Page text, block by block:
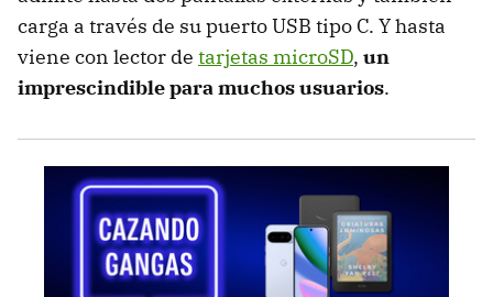
carga a través de su puerto USB tipo C. Y hasta
viene con lector de tarjetas microSD, un
imprescindible para muchos usuarios.